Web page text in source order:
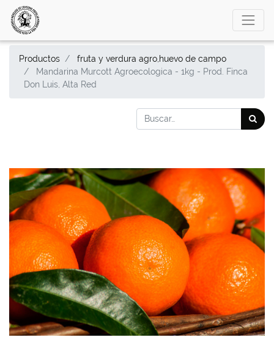
Productos
fruta y verdura agro,huevo de campo
Mandarina Murcott Agroecologica - 1kg - Prod. Finca
Don Luis, Alta Red